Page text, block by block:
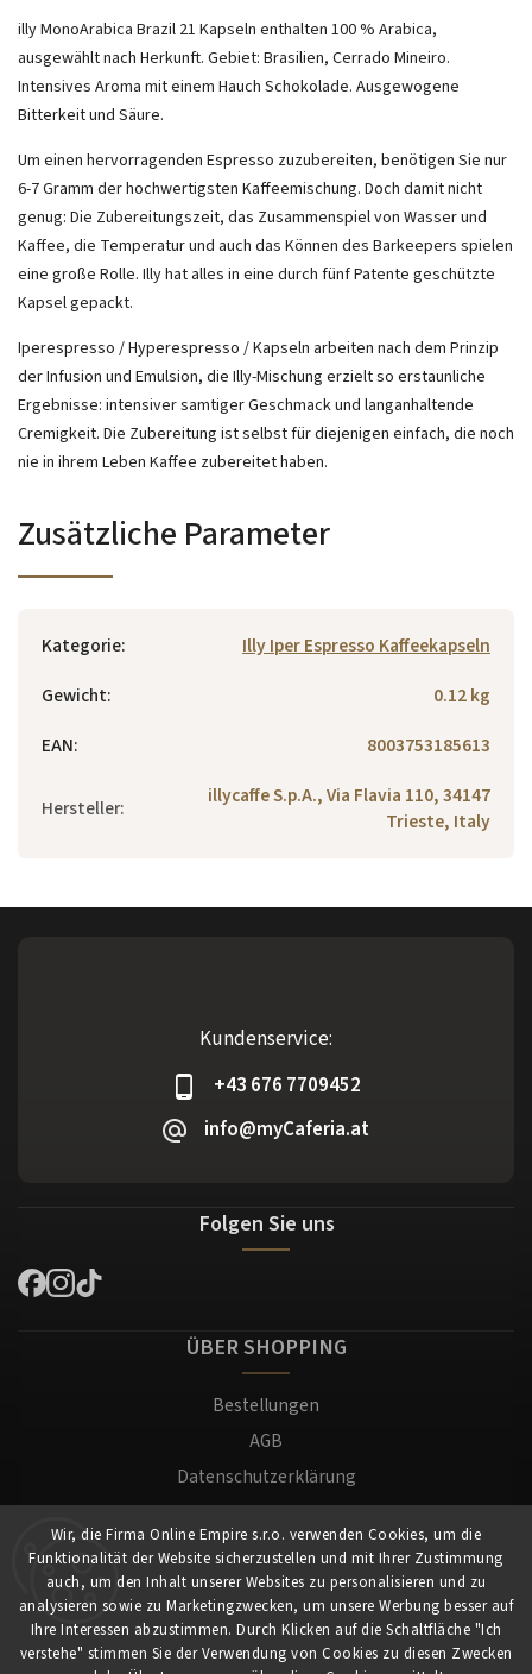
Wir, die Firma Online Empire s.r.o. verwenden Cookies, um die
Funktionalität der Website sicherzustellen und mit Ihrer Zustimmung
auch, um den Inhalt unserer Websites zu personalisieren und zu
analysieren sowie zu Marketingzwecken, um unsere Werbung besser auf
Ihre Interessen abzustimmen. Durch Klicken auf die Schaltfläche "Ich
verstehe" stimmen Sie der Verwendung von Cookies zu diesen Zwecken
illy MonoArabica Brazil 21 Kapseln enthalten 100 % Arabica,
ausgewählt nach Herkunft. Gebiet: Brasilien, Cerrado Mineiro.
Intensives Aroma mit einem Hauch Schokolade. Ausgewogene
Bitterkeit und Säure.
Um einen hervorragenden Espresso zuzubereiten, benötigen Sie nur
6-7 Gramm der hochwertigsten Kaffeemischung. Doch damit nicht
genug: Die Zubereitungszeit, das Zusammenspiel von Wasser und
Kaffee, die Temperatur und auch das Können des Barkeepers spielen
eine große Rolle. Illy hat alles in eine durch fünf Patente geschützte
Kapsel gepackt.
Iperespresso / Hyperespresso / Kapseln arbeiten nach dem Prinzip
der Infusion und Emulsion, die Illy-Mischung erzielt so erstaunliche
Ergebnisse: intensiver samtiger Geschmack und langanhaltende
Cremigkeit. Die Zubereitung ist selbst für diejenigen einfach, die noch
nie in ihrem Leben Kaffee zubereitet haben.
Zusätzliche Parameter
Kategorie:
Illy Iper Espresso Kaffeekapseln
Gewicht:
0.12 kg
EAN: 8003753185613
Hersteller:
illycaffe S.p.A., Via Flavia 110, 34147
Trieste, Italy
Kundenservice:
+43 676 7709452
info@myCaferia.at
Folgen Sie uns
ÜBER SHOPPING
Bestellungen
AGB
Datenschutzerklärung
Versand und Zahlung
Warenrücksendung
Impressum
Für Kunden